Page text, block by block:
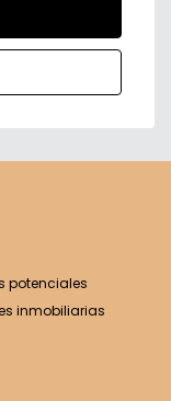
potenciales
inmobiliarias